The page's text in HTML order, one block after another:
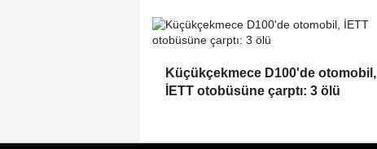
Küçükçekmece D100'de otomobil,
İETT otobüsüne çarptı: 3 ölü